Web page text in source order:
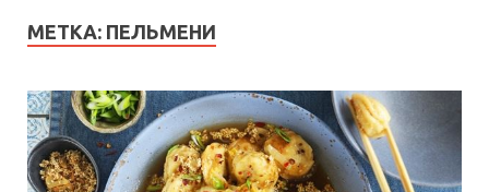
МЕТКА: ПЕЛЬМЕНИ